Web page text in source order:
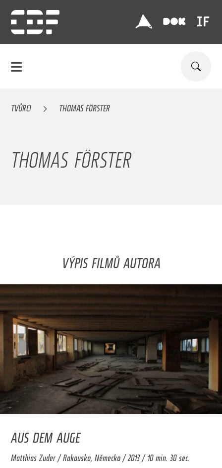
TVŮRCI THOMAS FÖRSTER
THOMAS FÖRSTER
VÝPIS FILMŮ AUTORA
AUS DEM AUGE
Matthias Zuder / Rakousko, Německo / 2013 / 10 min. 30 sec.